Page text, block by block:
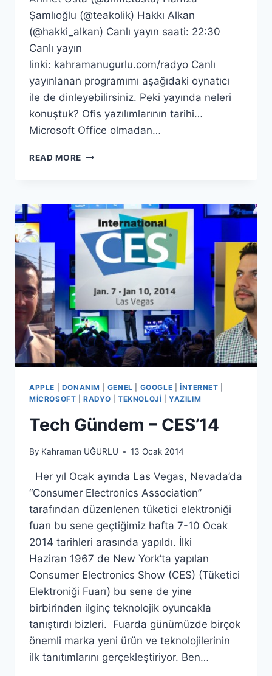
Şamlıoğlu (@teakolik) Hakkı Alkan
(@hakki_alkan) Canlı yayın saati: 22:30
Canlı yayın
linki: kahramanugurlu.com/radyo Canlı
yayınlanan programımı aşağıdaki oynatıcı
ile de dinleyebilirsiniz. Peki yayında neleri
konuştuk? Ofis yazılımlarının tarihi…
Microsoft Office olmadan…
READ MORE OFIS
APPLE DONANIM GENEL GOOGLE İNTERNET
MICROSOFT |RADYO TEKNOLOJI |YAZILIM
Tech Gündem – CES’14
By Kahraman UĞURLU 13 Ocak 2014
Her yıl Ocak ayında Las Vegas, Nevada’da
“Consumer Electronics Association”
tarafından düzenlenen tüketici elektroniği
fuarı bu sene geçtiğimiz hafta 7-10 Ocak
2014 tarihleri arasında yapıldı. İlki
Haziran 1967 de New York’ta yapılan
Consumer Electronics Show (CES) (Tüketici
Elektroniği Fuarı) bu sene de yine
birbirinden ilginç teknolojik oyuncakla
tanıştırdı bizleri. Fuarda günümüzde birçok
önemli marka yeni ürün ve teknolojilerinin
ilk tanıtımlarını gerçekleştiriyor. Ben…